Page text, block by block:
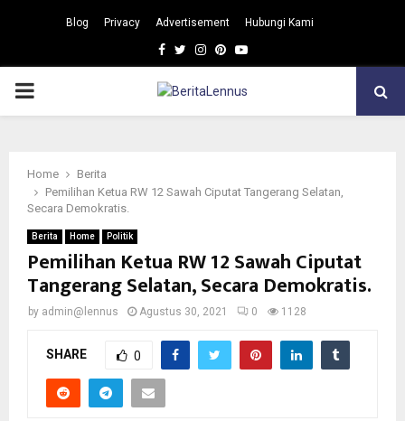
Blog Privacy Advertisement Hubungi Kami
Facebook
TwitterInstagram
Pinterest
Youtube
PRIMARY
Home
Berita
Pemilihan Ketua RW 12 Sawah Ciputat Tangerang Selatan,
Secara Demokratis.
Berita Home Politik
Pemilihan Ketua RW 12 Sawah Ciputat
Tangerang Selatan, Secara Demokratis.
by admin@lennus Agustus 30, 2021 0 1128
SHARE 0